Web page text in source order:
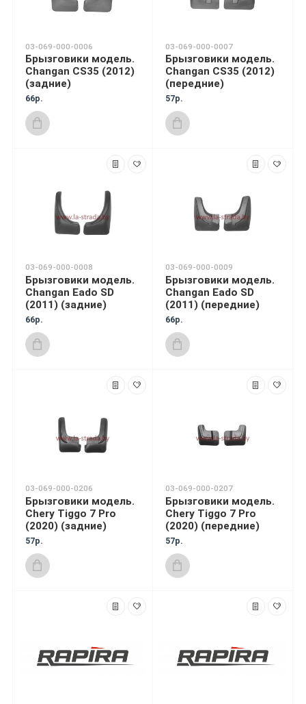
03-069-000-0006
Брызговики модель.
Changan CS35 (2012)
(задние)
66р.
03-069-000-0007
Брызговики модель.
Changan CS35 (2012)
(передние)
57р.
03-069-000-0008
Брызговики модель.
Changan Eado SD
(2011) (задние)
66р.
03-069-000-0009
Брызговики модель.
Changan Eado SD
(2011) (передние)
66р.
03-069-000-0206
Брызговики модель.
Chery Tiggo 7 Pro
(2020) (задние)
57р.
03-069-000-0207
Брызговики модель.
Chery Tiggo 7 Pro
(2020) (передние)
57р.